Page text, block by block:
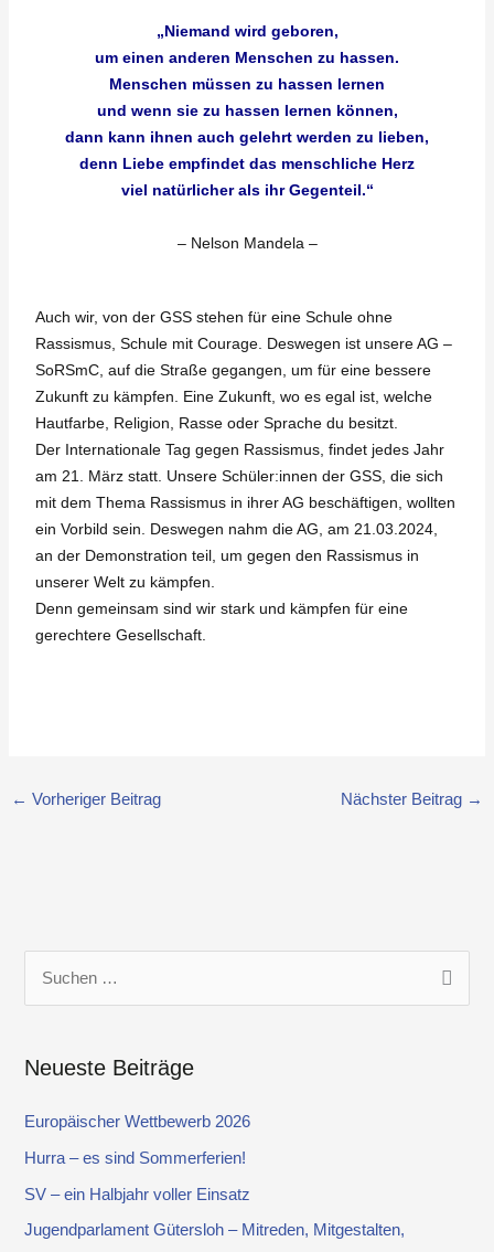
„Niemand wird geboren,
um einen anderen Menschen zu hassen.
Menschen müssen zu hassen lernen
und wenn sie zu hassen lernen können,
dann kann ihnen auch gelehrt werden zu lieben,
denn Liebe empfindet das menschliche Herz
viel natürlicher als ihr Gegenteil.“
– Nelson Mandela –
Auch wir, von der GSS stehen für eine Schule ohne
Rassismus, Schule mit Courage. Deswegen ist unsere AG –
SoRSmC, auf die Straße gegangen, um für eine bessere
Zukunft zu kämpfen. Eine Zukunft, wo es egal ist, welche
Hautfarbe, Religion, Rasse oder Sprache du besitzt.
Der Internationale Tag gegen Rassismus, findet jedes Jahr
am 21. März statt. Unsere Schüler:innen der GSS, die sich
mit dem Thema Rassismus in ihrer AG beschäftigen, wollten
ein Vorbild sein. Deswegen nahm die AG, am 21.03.2024,
an der Demonstration teil, um gegen den Rassismus in
unserer Welt zu kämpfen.
Denn gemeinsam sind wir stark und kämpfen für eine
gerechtere Gesellschaft.
← Vorheriger Beitrag Nächster Beitrag →
h
e
c
Neueste Beiträge
Europäischer Wettbewerb 2026
Hurra – es sind Sommerferien!
SV – ein Halbjahr voller Einsatz
Jugendparlament Gütersloh – Mitreden, Mitgestalten,